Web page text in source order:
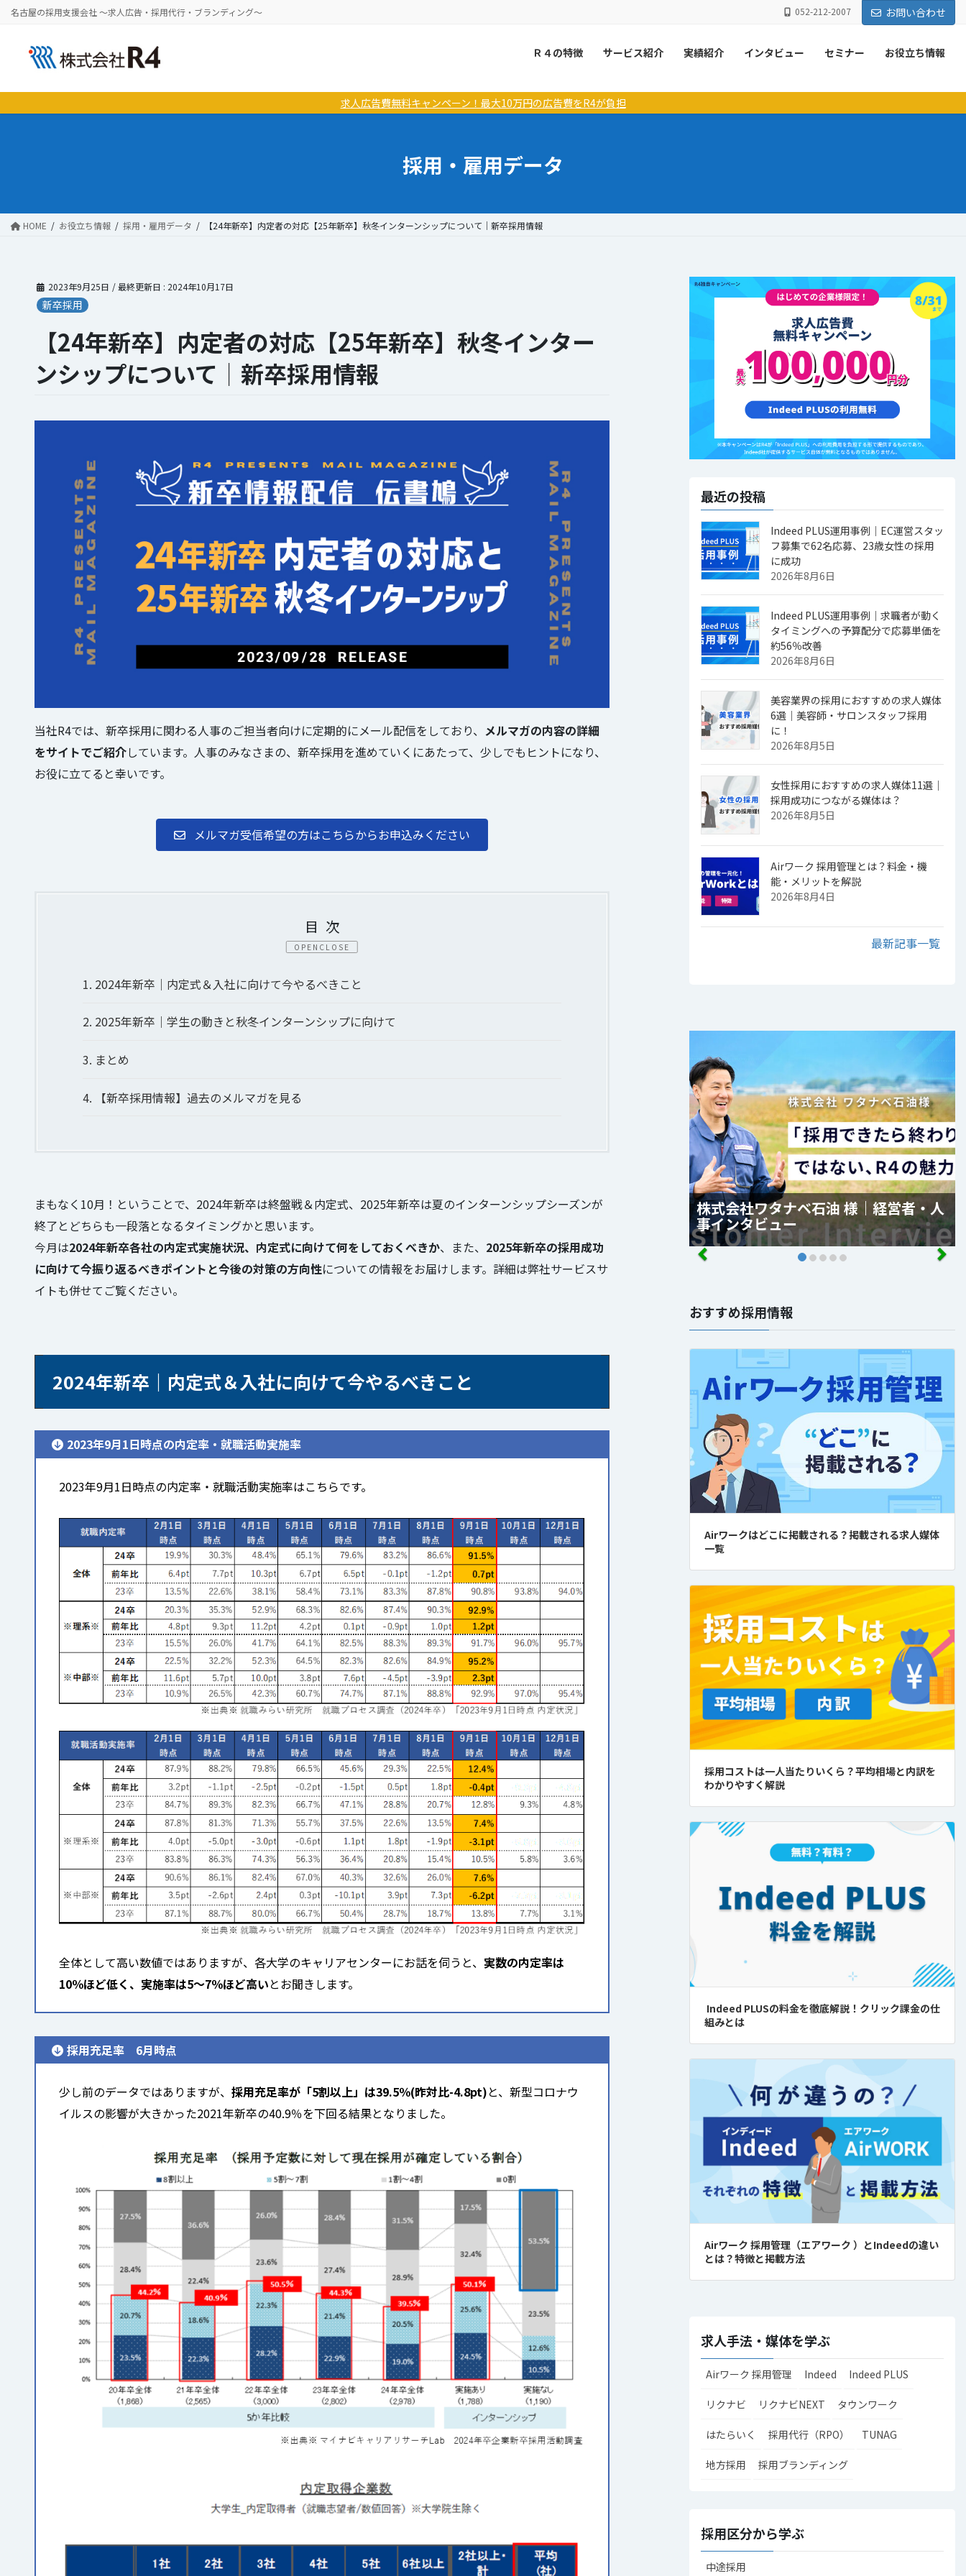
に
移
ョ
ン
名古屋の採用支援会社 ～求人広告・採用代行・ブランディング～ 052-212-2007 お問い合わせ
Ｒ４の特徴 サービス紹介 実績紹介 インタビュー セミナー お役立ち情報
求人広告費無料キャンペーン！最大10万円の広告費をR4が負担
採用・雇用データ
HOME お役立ち情報 採用・雇用データ 【24年新卒】内定者の対応【25年新卒】秋冬インターンシップについて│新卒採用情報
2023年9月25日 / 最終更新日 : 2024年10月17日
新卒採用
【24年新卒】内定者の対応【25年新卒】秋冬インター
ンシップについて│新卒採用情報
当社R4では、新卒採用に関わる人事のご担当者向けに定期的にメール配信をしており、 メルマガの内容の詳細
をサイトでご紹介しています。人事のみなさまの、新卒採用を進めていくにあたって、少しでもヒントになり、
お役に立てると幸いです。
メルマガ受信希望の方はこちらからお申込みください
目次
CLOSE
1. 2024年新卒｜内定式＆入社に向けて今やるべきこと
2. 2025年新卒｜学生の動きと秋冬インターンシップに向けて
3. まとめ
4. 【新卒採用情報】過去のメルマガを見る
まもなく10月！ということで、2024年新卒は終盤戦＆内定式、2025年新卒は夏のインターンシップシーズンが
終了とどちらも一段落となるタイミングかと思います。
今月は2024年新卒各社の内定式実施状況、内定式に向けて何をしておくべきか、また、 2025年新卒の採用成功
に向けて今振り返るべきポイントと今後の対策の方向性についての情報をお届けします。詳細は弊社サービスサ
イトも併せてご覧ください。
2024年新卒｜内定式＆入社に向けて今やるべきこと
2023年9月1日時点の内定率・就職活動実施率
2023年9月1日時点の内定率・就職活動実施率はこちらです。
全体として高い数値ではありますが、各大学のキャリアセンターにお話を伺うと、 実数の内定率は
10％ほど低く、実施率は5～7％ほど高いとお聞きします。
採用充足率 6月時点
少し前のデータではありますが、 採用充足率が「5割以上」は39.5％(昨対比-4.8pt)と、新型コロナウ
イルスの影響が大きかった2021年新卒の40.9％を下回る結果となりました。
最近の投稿
Indeed PLUS運用事例｜EC運営スタッ
フ募集で62名応募、23歳女性の採用
に成功
2026年8月6日
Indeed PLUS運用事例｜求職者が動く
タイミングへの予算配分で応募単価を
約56％改善
2026年8月6日
美容業界の採用におすすめの求人媒体
6選｜美容師・サロンスタッフ採用
に！
2026年8月5日
女性採用におすすめの求人媒体11選｜
採用成功につながる媒体は？
2026年8月5日
Airワーク 採用管理とは？料金・機
能・メリットを解説
2026年8月4日
最新記事一覧
株式会社ワタナベ石油 様｜経営者・人
事インタビュー
おすすめ採用情報
Airワークはどこに掲載される？掲載される求人媒体
一覧
採用コストは一人当たりいくら？平均相場と内訳を
わかりやすく解説
Indeed PLUSの料金を徹底解説！クリック課金の仕
組みとは
Airワーク 採用管理（エアワーク ）とIndeedの違い
とは？特徴と掲載方法
求人手法・媒体を学ぶ
Airワーク 採用管理 Indeed Indeed PLUS
リクナビ リクナビNEXT タウンワーク
はたらいく 採用代行（RPO） TUNAG
地方採用 採用ブランディング
採用区分から学ぶ
中途採用